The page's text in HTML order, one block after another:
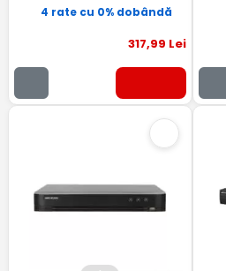
4 rate cu 0% dobândă
317,99 Lei